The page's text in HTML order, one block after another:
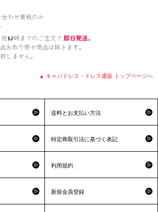
わせ業務のみ
12時までのご注文で 即日発送。
お取り寄せ商品は除きます。
しません。
▲ キャバドレス・ドレス通販 トップページへ
送料とお支払い方法
特定商取引法に基づく表記
利用規約
新規会員登録